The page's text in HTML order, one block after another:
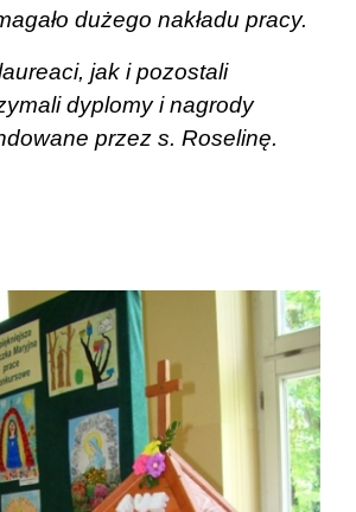
dużego nakładu pracy.
jak i pozostali
dyplomy i nagrody
przez s. Roselinę.